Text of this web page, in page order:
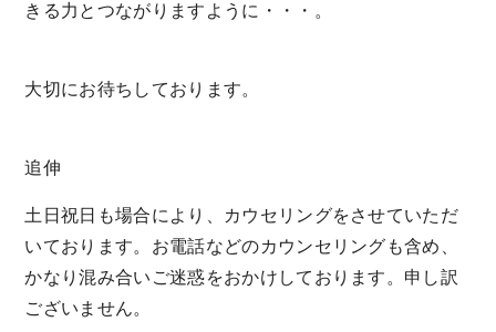
きる力とつながりますように・・・。
大切にお待ちしております。
追伸
土日祝日も場合により、カウセリングをさせていただ
いております。お電話などのカウンセリングも含め、
かなり混み合いご迷惑をおかけしております。申し訳
ございません。